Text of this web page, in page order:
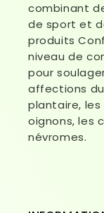
combinant
de sport et
produits
niveau de
pour
affections
plantaire,
oignons, les
névromes.